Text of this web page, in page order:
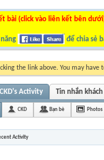
bài (click vào liên kết bên
để chia sẻ
the link above. You may have
CKD's Activity Tin nhắn
CKD Bạn bè Photos
Activity